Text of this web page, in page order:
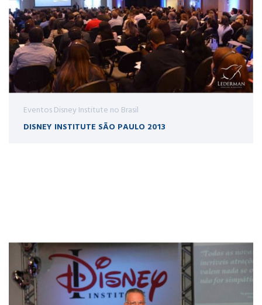
Eventos Disney Institute no Brasil
DISNEY INSTITUTE SÃO PAULO 2013